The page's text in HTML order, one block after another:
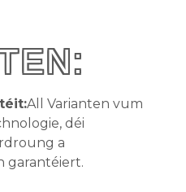
All Varianten vum
déi
a
garantéiert.